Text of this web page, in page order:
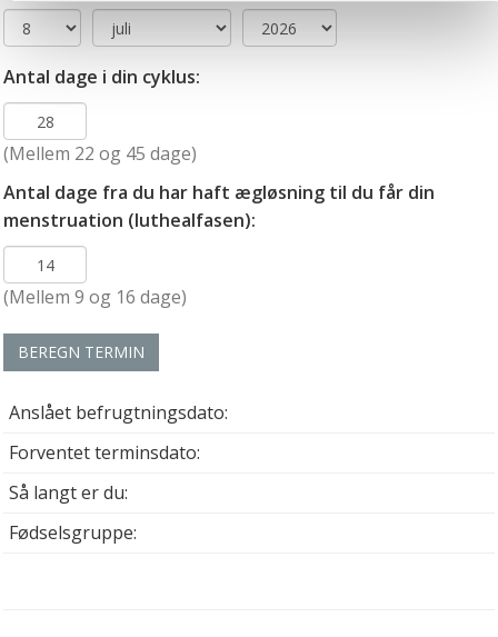
muligvis ikke fungerer optimalt, hvis du ikke accepterer
cookies eller tilbagetrækker et samtykke. Du kan læse
mere om vores brug af cookies og behandling af dine
vores
Antal dage i din cyklus:
(Mellem 22 og 45 dage)
Antal dage fra du har haft ægløsning til du får din
menstruation (luthealfasen):
(Mellem 9 og 16 dage)
BEREGN TERMIN
Anslået befrugtningsdato:
Forventet terminsdato:
Så langt er du:
Fødselsgruppe: